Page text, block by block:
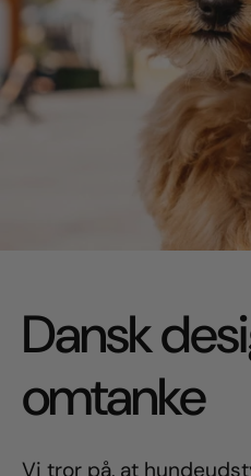
Dansk
omtanke
Vi tror på, at